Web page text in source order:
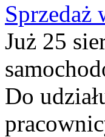
Sprzedaż
Już 25
Do